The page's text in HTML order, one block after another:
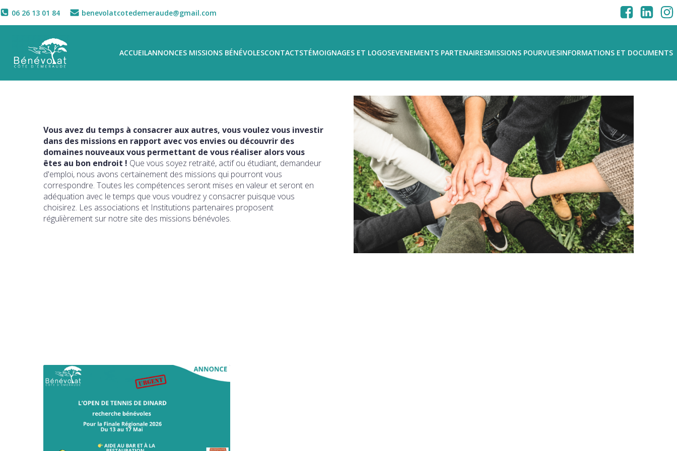
06 26 13 01 84 benevolatcotedemeraude@gmail.com
ACCUEILANNONCES MISSIONS BÉNÉVOLESCONTACTSTÉMOIGNAGES ET LOGOSEVENEMENTS PARTENAIRESMISSIONS POURVUESINFORMATIONS ET DOCUMENTS
Vous avez du temps à consacrer aux autres, vous voulez vous investir
dans des missions en rapport avec vos envies ou découvrir des
domaines nouveaux vous permettant de vous réaliser alors vous
êtes au bon endroit ! Que vous soyez retraité, actif ou étudiant, demandeur
d'emploi, nous avons certainement des missions qui pourront vous
correspondre. Toutes les compétences seront mises en valeur et seront en
adéquation avec le temps que vous voudrez y consacrer puisque vous
choisirez. Les associations et Institutions partenaires proposent
régulièrement sur notre site des missions bénévoles.